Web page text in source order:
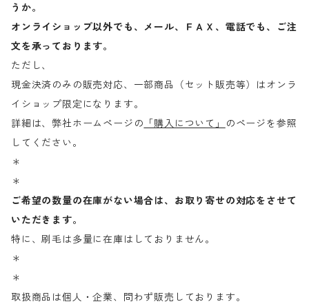
うか。
オンライショップ以外でも、メール、ＦＡＸ、電話でも、ご注
文を承っております。
ただし、
現金決済のみの販売対応、一部商品（セット販売等）はオンラ
イショップ限定になります。
詳細は、弊社ホームページの 「購入について」
のページを参照
してください。
＊
＊
ご希望の数量の在庫がない場合は、お取り寄せの対応をさせて
いただきます。
特に、刷毛は多量に在庫はしておりません。
＊
＊
取扱商品は個人・企業、問わず販売しております。